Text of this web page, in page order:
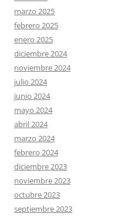
marzo 2025
febrero 2025
enero 2025
diciembre 2024
noviembre 2024
julio 2024
junio 2024
mayo 2024
abril 2024
marzo 2024
febrero 2024
diciembre 2023
noviembre 2023
octubre 2023
septiembre 2023